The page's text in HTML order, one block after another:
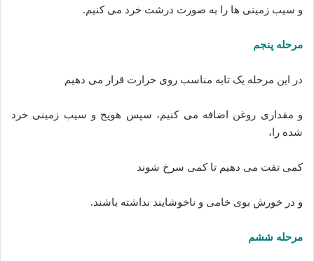
و سیب زمینی ها را به صورت درشت خرد می کنیم.
مرحله پنجم
در این مرحله یک تابه مناسب روی حرارت قرار می دهیم
و مقداری روغن اضافه می کنیم، سپس هویج و سیب زمینی خرد
شده را،
کمی تفت می دهیم تا کمی سرخ شوند
و در خورش بوی خامی و ناخوشایند نداشته باشند.
مرحله ششم